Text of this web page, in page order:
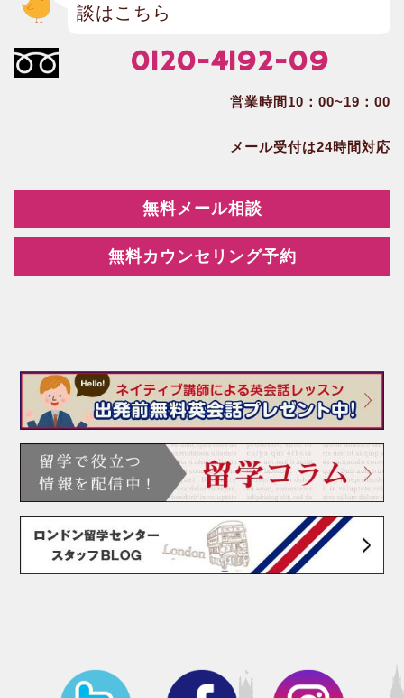
談はこちら
0120-4192-09
営業時間10：00~19：00
メール受付は24時間対応
無料メール相談
無料カウンセリング予約